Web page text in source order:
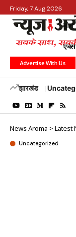
Friday, 7 Aug 2026
होम
Advertise With Us
झारखंड
News Aroma > Latest
Uncategorized